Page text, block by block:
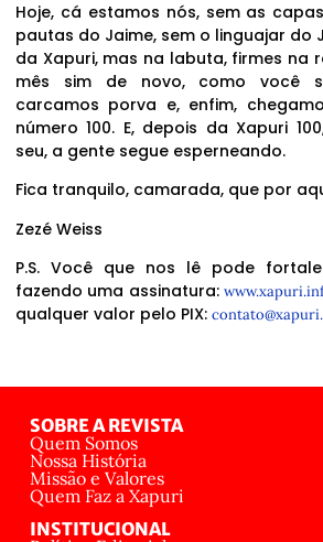
Hoje, cá estamos nós, sem as
pautas do Jaime, sem o linguajar do
da Xapuri, mas na labuta, firmes na
mês sim de novo, como você
carcamos porva e, enfim,
número 100. E, depois da Xapuri
seu, a gente segue esperneando.
Fica tranquilo, camarada, que por
Zezé Weiss
P.S. Você que nos lê pode
fazendo uma assinatura:
qualquer valor pelo PIX:
SOBRE A REVISTA
Quem Somos
Nossa História
Missão e Valores
Quem Faz a Xapuri
INSTITUCIONAL